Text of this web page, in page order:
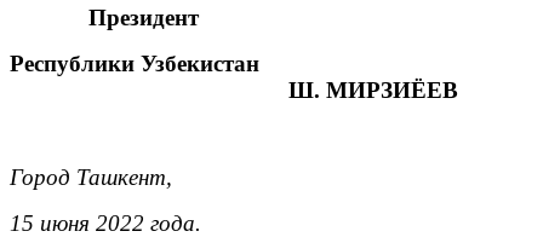
Президент
Республики Узбекистан
Ш. МИРЗИЁЕВ
Город Ташкент,
15 июня 2022 года.